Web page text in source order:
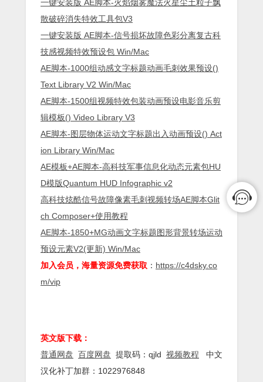
一键安装版 AE脚本-火焰烟雾魔法火星尘土粒子飘
散破碎消失特效工具包V3
一键安装版 AE脚本-信号损坏故障色彩分离复古科
技感视频特效预设包 Win/Mac
AE脚本-1000组动感文字标题动画毛刺效果预设()
Text Library V2 Win/Mac
AE脚本-1500组视频特效包装动画预设电影音乐剪
辑模板() Video Library V3
AE脚本-图层物体运动文字标题出入动画预设() Act
ion Library Win/Mac
AE模板+AE脚本-高科技军事信息化动态元素包HU
D模版Quantum HUD Infographic v2
高科技炫酷信号故障像素毛刺视频转场AE脚本Glit
ch Composer+使用教程
AE脚本-1850+MG动画文字标题图形背景转场运动
预设元素V2(更新) Win/Mac
加入会员，海量资源免费获取 ： https://c4dsky.co
m/vip
英文版下载：
普通网盘 百度网盘 提取码：qjld 视频教程 中文
汉化补丁加群：1022976848